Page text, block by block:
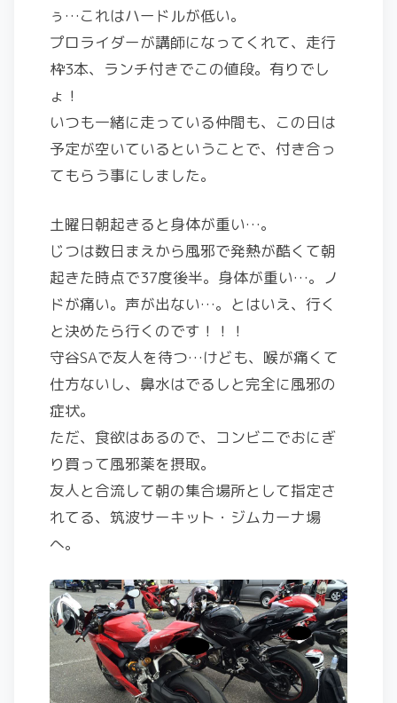
ぅ…これはハードルが低い。
プロライダーが講師になってくれて、走行
枠3本、ランチ付きでこの値段。有りでし
ょ！
いつも一緒に走っている仲間も、この日は
予定が空いているということで、付き合っ
てもらう事にしました。
土曜日朝起きると身体が重い…。
じつは数日まえから風邪で発熱が酷くて朝
起きた時点で37度後半。身体が重い…。ノ
ドが痛い。声が出ない…。とはいえ、行く
と決めたら行くのです！！！
守谷SAで友人を待つ…けども、喉が痛くて
仕方ないし、鼻水はでるしと完全に風邪の
症状。
ただ、食欲はあるので、コンビニでおにぎ
り買って風邪薬を摂取。
友人と合流して朝の集合場所として指定さ
れてる、筑波サーキット・ジムカーナ場
へ。